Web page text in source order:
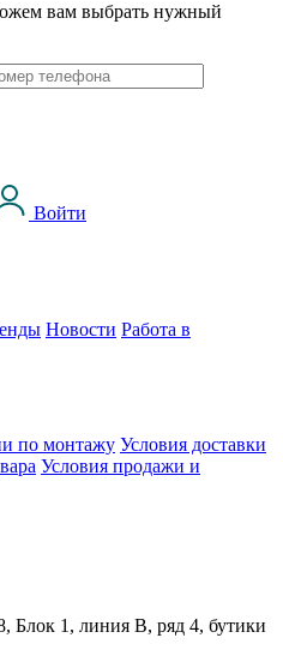
вам выбрать нужный
Войти
Новости Работа в
по монтажу Условия доставки
Условия продажи и
Блок 1, линия В, ряд 4, бутики